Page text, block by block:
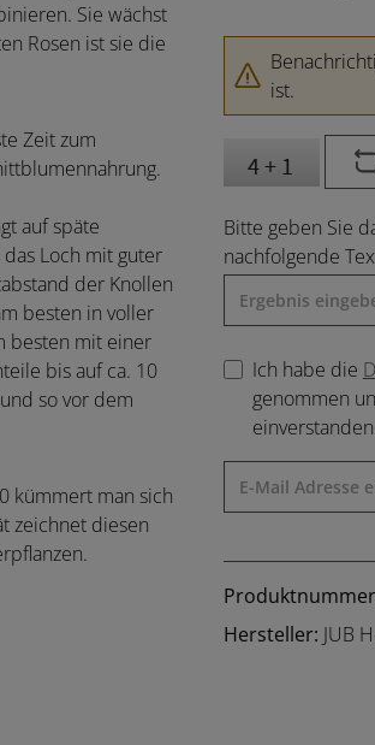
ist.
Bitte geben Sie
nachfolgende
Ich habe die
genommen
Hersteller: JUB
Sie wächst
Rosen ist sie die
Zeit zum
auf späte
Loch mit guter
der Knollen
besten in voller
besten mit einer
bis auf ca. 10
so vor dem
kümmert man sich
zeichnet diesen